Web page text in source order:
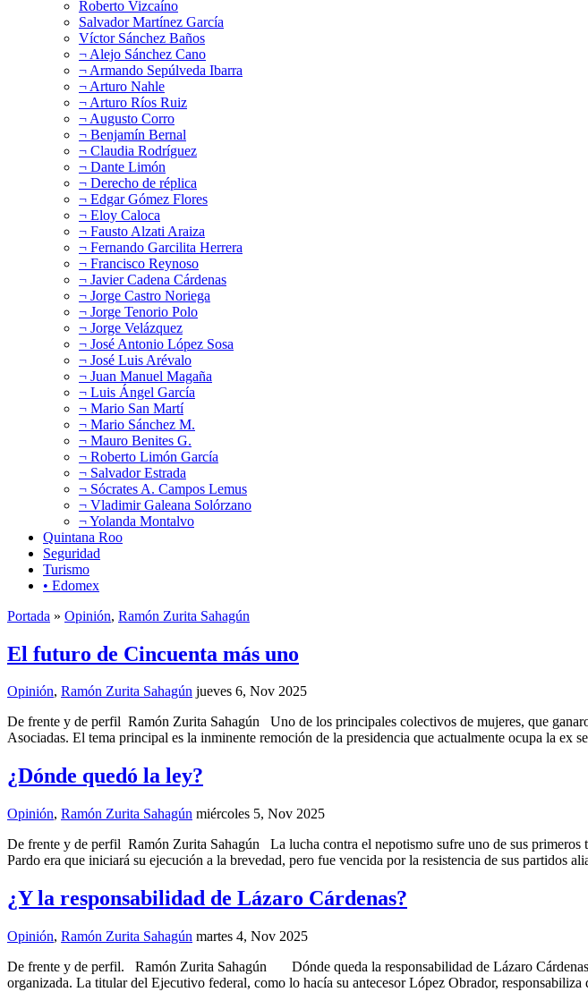
Roberto Vizcaíno
Salvador Martínez García
Víctor Sánchez Baños
¬ Alejo Sánchez Cano
¬ Armando Sepúlveda Ibarra
¬ Arturo Nahle
¬ Arturo Ríos Ruiz
¬ Augusto Corro
¬ Benjamín Bernal
¬ Claudia Rodríguez
¬ Dante Limón
¬ Derecho de réplica
¬ Edgar Gómez Flores
¬ Eloy Caloca
¬ Fausto Alzati Araiza
¬ Fernando Garcilita Herrera
¬ Francisco Reynoso
¬ Javier Cadena Cárdenas
¬ Jorge Castro Noriega
¬ Jorge Tenorio Polo
¬ Jorge Velázquez
¬ José Antonio López Sosa
¬ José Luis Arévalo
¬ Juan Manuel Magaña
¬ Luis Ángel García
¬ Mario San Martí
¬ Mario Sánchez M.
¬ Mauro Benites G.
¬ Roberto Limón García
¬ Salvador Estrada
¬ Sócrates A. Campos Lemus
¬ Vladimir Galeana Solórzano
¬ Yolanda Montalvo
Quintana Roo
Seguridad
Turismo
• Edomex
Portada » Opinión, Ramón Zurita Sahagún
El futuro de Cincuenta más uno
Opinión, Ramón Zurita Sahagún jueves 6, Nov 2025
De frente y de perfil Ramón Zurita Sahagún Uno de los principales colectivos de mujeres, que
Asociadas. El tema principal es la inminente remoción de la presidencia que actualmente ocupa la ex
¿Dónde quedó la ley?
Opinión, Ramón Zurita Sahagún miércoles 5, Nov 2025
De frente y de perfil Ramón Zurita Sahagún La lucha contra el nepotismo sufre uno de sus primeros
Pardo era que iniciará su ejecución a la brevedad, pero fue vencida por la resistencia de sus partidos
¿Y la responsabilidad de Lázaro Cárdenas?
Opinión, Ramón Zurita Sahagún martes 4, Nov 2025
De frente y de perfil. Ramón Zurita Sahagún Dónde queda la responsabilidad de Lázaro
organizada. La titular del Ejecutivo federal, como lo hacía su antecesor López Obrador,